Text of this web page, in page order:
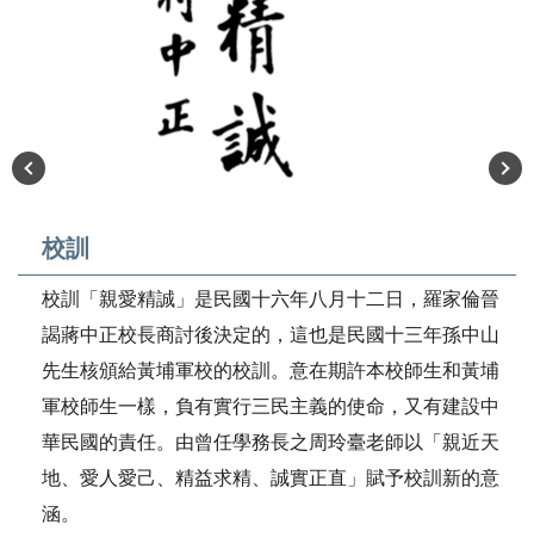
校訓
校訓「親愛精誠」是民國十六年八月十二日，羅家倫晉
謁蔣中正校長商討後決定的，這也是民國十三年孫中山
先生核頒給黃埔軍校的校訓。意在期許本校師生和黃埔
軍校師生一樣，負有實行三民主義的使命，又有建設中
華民國的責任。由曾任學務長之周玲臺老師以「親近天
地、愛人愛己、精益求精、誠實正直」賦予校訓新的意
涵。